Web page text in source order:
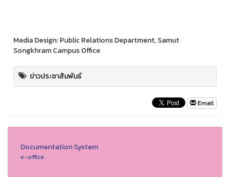
Media Design: Public Relations Department, Samut
Songkhram Campus Office
ข่าวประชาสัมพันธ์
Email
Documentation System
e-office